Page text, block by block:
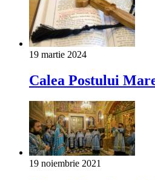
19 martie 2024
Calea Postului
19 noiembrie 2021